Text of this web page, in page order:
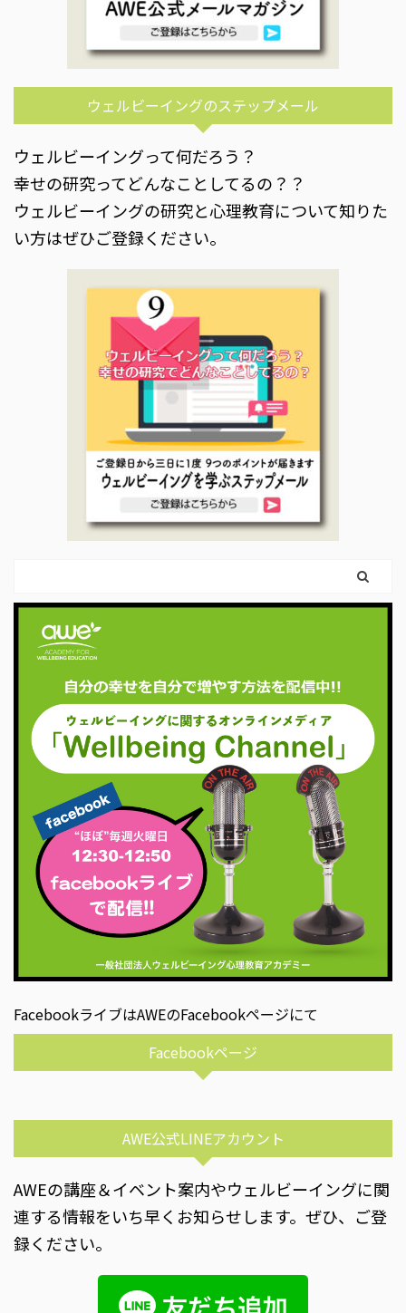
ウェルビーイングのステップメール
ウェルビーイングって何だろう？
幸せの研究ってどんなことしてるの？？
ウェルビーイングの研究と心理教育について知りた
い方はぜひご登録ください。
FacebookライブはAWEのFacebookページにて
Facebookページ
AWE公式LINEアカウント
AWEの講座＆イベント案内やウェルビーイングに関
連する情報をいち早くお知らせします。ぜひ、ご登
録ください。